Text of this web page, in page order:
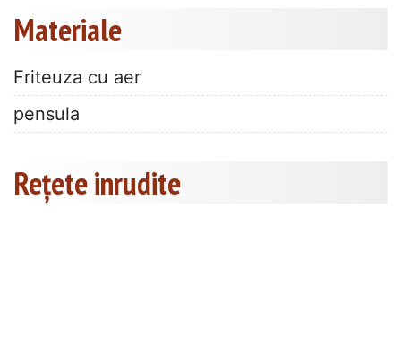
Materiale
Friteuza cu aer
pensula
Rețete inrudite